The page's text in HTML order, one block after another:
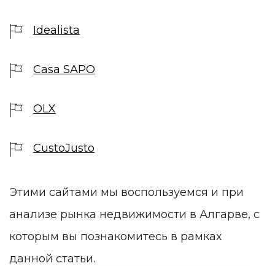
Idealista
Casa SAPO
OLX
CustoJusto
Этими сайтами мы воспользуемся и при
анализе рынка недвижимости в Алгарве, с
которым вы познакомитесь в рамках
данной статьи.